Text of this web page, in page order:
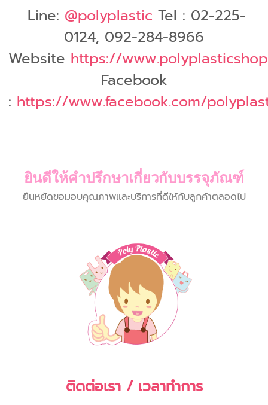
Line: @polyplastic Tel : 02-225-
0124, 092-284-8966
Website https://
Facebook
: https://www.facebook.com/
ยินดีให้คำปรึกษาเกี่ยวกับบรรจุภัณฑ์
ยืนหยัดขอมอบคุณภาพและบริการที่ดีให้กับลูกค้าตลอดไป
ติดต่อเรา / เวลาทำการ